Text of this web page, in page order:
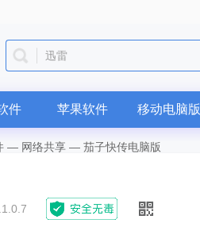
抖音
件 苹果软件 移动电脑版
— 网络共享 — 茄子快传电脑版